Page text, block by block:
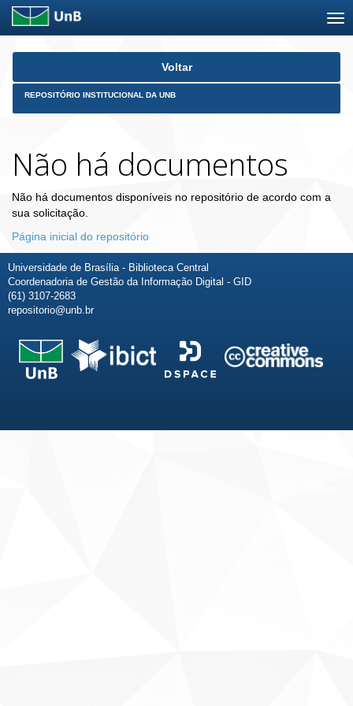
Skip
Voltar
REPOSITÓRIO INSTITUCIONAL DA UNB
Não há documentos
Não há documentos disponíveis no repositório de acordo com a
sua solicitação.
Página inicial do repositório
Universidade de Brasília - Biblioteca Central
Coordenadoria de Gestão da Informação Digital - GID
(61) 3107-2683
repositorio@unb.br